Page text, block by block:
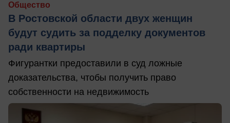
Общество
В Ростовской области двух женщин
будут судить за подделку документов
ради квартиры
Фигурантки предоставили в суд ложные
доказательства, чтобы получить право
собственности на недвижимость